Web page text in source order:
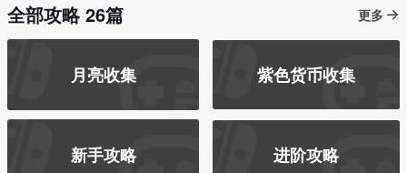
全部攻略 26篇 更多
月亮收集 紫色货币收集
新手攻略 进阶攻略